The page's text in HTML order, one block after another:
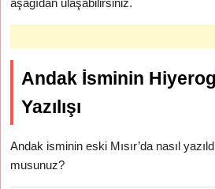
aşağıdan ulaşabilirsiniz.
Andak İsminin
Yazılışı
Andak isminin eski Mısır’da nasıl
musunuz?